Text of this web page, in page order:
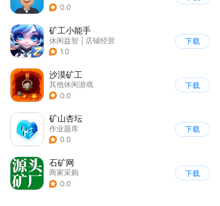
0.0
矿工小能手
休闲益智
店铺经营
| 卡通
1.0
下载
沙漠矿工
其他休闲游戏
0.0
下载
矿山杏坛
作业题库
0.0
下载
石矿网
商家采购
0.0
下载